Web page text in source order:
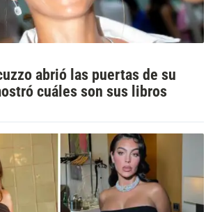
abrió las puertas de su
cuáles son sus libros